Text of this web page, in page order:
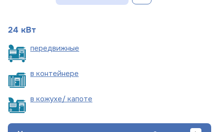
24 кВт
передвижные
в контейнере
в кожухе/ капоте